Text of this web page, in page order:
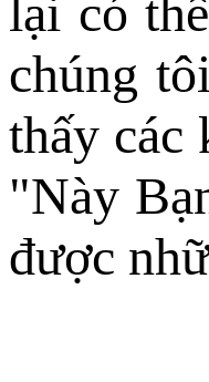
lại có
chúng
thấy các
"Này
được